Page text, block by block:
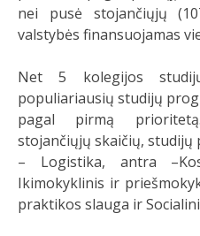
nei pusė stojančiųjų
valstybės finansuojamas
Net 5 kolegijos
populiariausių studijų
pagal pirmą
stojančiųjų skaičių,
– Logistika, antra
Ikimokyklinis ir
praktikos slauga ir